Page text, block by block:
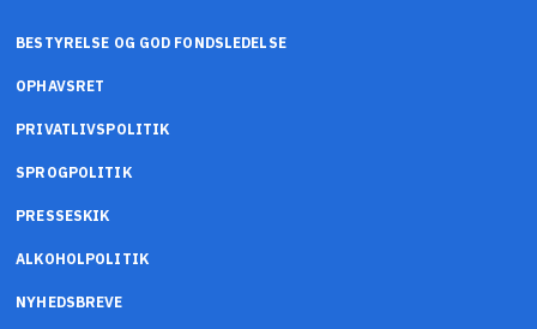
BESTYRELSE OG GOD FONDSLEDELSE
OPHAVSRET
PRIVATLIVSPOLITIK
SPROGPOLITIK
PRESSESKIK
ALKOHOLPOLITIK
NYHEDSBREVE